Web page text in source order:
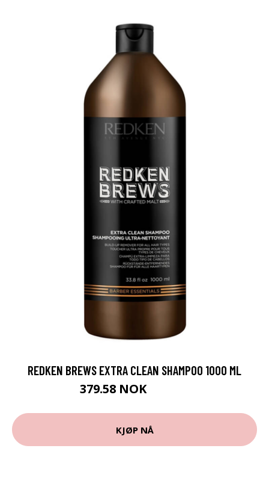
REDKEN BREWS EXTRA CLEAN SHAMPOO 1000 ML
379.58 NOK
KJØP NÅ